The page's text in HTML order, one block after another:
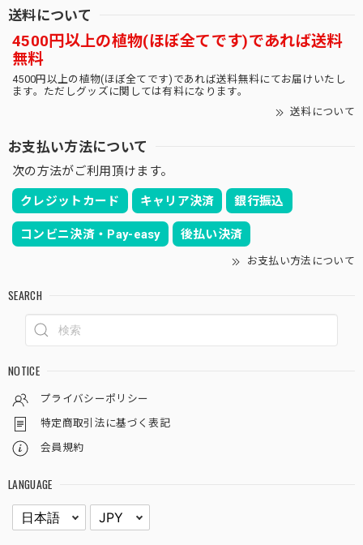
送料について
4500円以上の植物(ほぼ全てです)であれば送料
無料
4500円以上の植物(ほぼ全てです)であれば送料無料にてお届けいたし
ます。ただしグッズに関しては有料になります。
送料について
お支払い方法について
次の方法がご利用頂けます。
クレジットカード キャリア決済 銀行振込
コンビニ決済・Pay-easy 後払い決済
お支払い方法について
SEARCH
NOTICE
プライバシーポリシー
特定商取引法に基づく表記
会員規約
LANGUAGE